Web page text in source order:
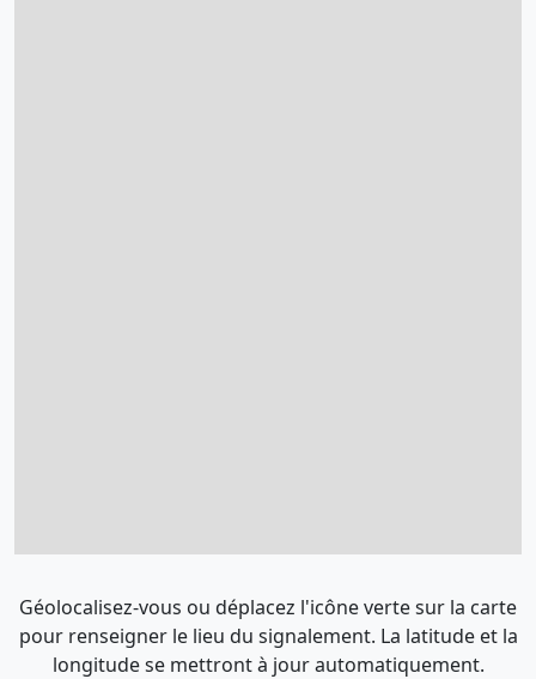
Géolocalisez-vous ou déplacez l'icône verte sur la carte
pour renseigner le lieu du signalement. La latitude et la
longitude se mettront à jour automatiquement.